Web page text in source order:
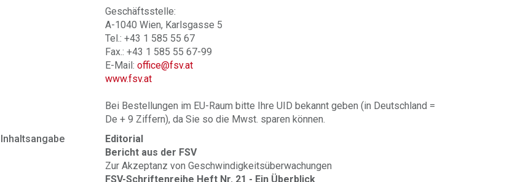
Geschäftsstelle:
A-1040 Wien, Karlsgasse 5
Tel.: +43 1 585 55 67
Fax.: +43 1 585 55 67-99
E-Mail:office@fsv.at
www.fsv.at
Bei Bestellungen im EU-Raum bitte Ihre UID bekannt geben (in Deutschland =
De + 9 Ziffern), da Sie so die Mwst. sparen können.
Inhaltsangabe
Editorial
Bericht aus der FSV
Zur Akzeptanz von Geschwindigkeitsüberwachungen
FSV-Schriftenreihe Heft Nr. 21 - Ein Überblick